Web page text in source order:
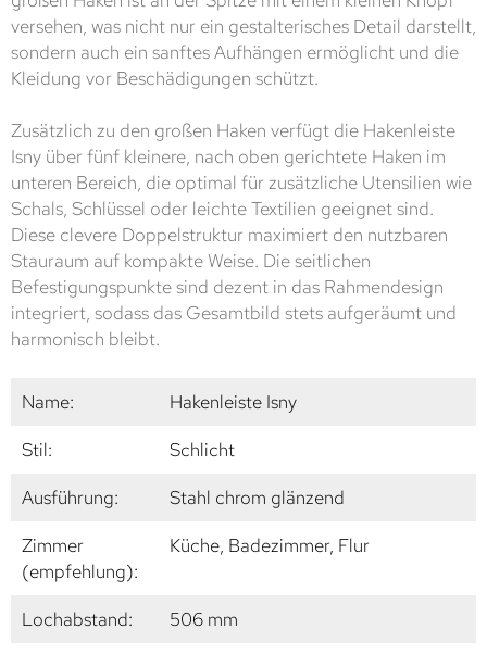
versehen, was nicht nur ein gestalterisches Detail darstellt,
sondern auch ein sanftes Aufhängen ermöglicht und die
Kleidung vor Beschädigungen schützt.
Zusätzlich zu den großen Haken verfügt die Hakenleiste
Isny über fünf kleinere, nach oben gerichtete Haken im
unteren Bereich, die optimal für zusätzliche Utensilien wie
Schals, Schlüssel oder leichte Textilien geeignet sind.
Diese clevere Doppelstruktur maximiert den nutzbaren
Stauraum auf kompakte Weise. Die seitlichen
Befestigungspunkte sind dezent in das Rahmendesign
integriert, sodass das Gesamtbild stets aufgeräumt und
harmonisch bleibt.
Name:
Hakenleiste Isny
Stil:
Schlicht
Ausführung:
Stahl chrom glänzend
Zimmer
(empfehlung):
Küche, Badezimmer, Flur
Lochabstand:
506 mm